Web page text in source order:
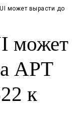
может вырасти до
может
APT
к